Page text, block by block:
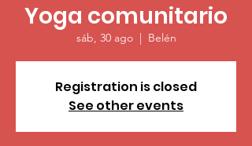
Yoga comunitario
sáb, 30 ago
  |
Belén
Registration is closed
See other events